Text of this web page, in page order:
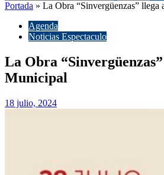
Portada » La Obra “Sinvergüenzas” llega
Agenda
Noticias Espectaculo
La Obra
Municipal
18 julio, 2024